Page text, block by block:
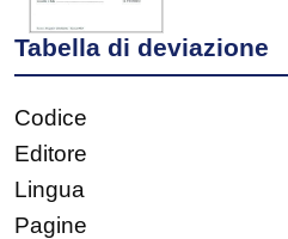
Tabella di deviazione
Codice
Editore
Lingua
Pagine